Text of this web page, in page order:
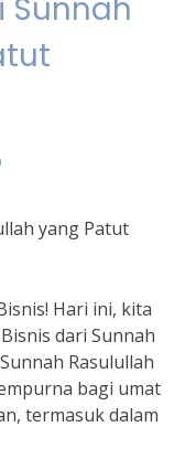
Sunnah
yang Patut
Hari ini, kita
dari Sunnah
Rasulullah
bagi umat
termasuk dalam